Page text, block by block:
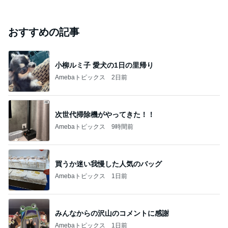
おすすめの記事
小柳ルミ子 愛犬の1日の里帰り
Amebaトピックス 2日前
次世代掃除機がやってきた！！
Amebaトピックス 9時間前
買うか迷い我慢した人気のバッグ
Amebaトピックス 1日前
みんなからの沢山のコメントに感謝
Amebaトピックス 1日前